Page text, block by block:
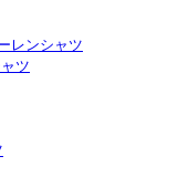
レンシャツ
ツ